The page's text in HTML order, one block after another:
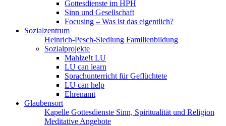
Gottesdienste im HPH
Sinn und Gesellschaft
Focusing – Was ist das eigentlich?
Sozialzentrum
Heinrich-Pesch-Siedlung Familienbildung
Sozialprojekte
Mahlze!t LU
LU can learn
Sprachunterricht für Geflüchtete
LU can help
Ehrenamt
Glaubensort
Kapelle Gottesdienste Sinn, Spiritualität und Religion
Meditative Angebote